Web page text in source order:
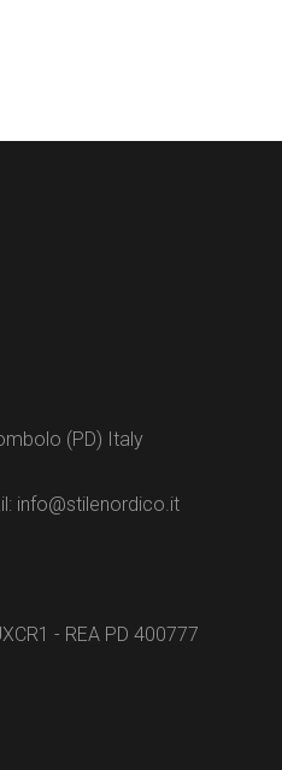
(PD) Italy
info@stilenordico.it
- REA PD 400777